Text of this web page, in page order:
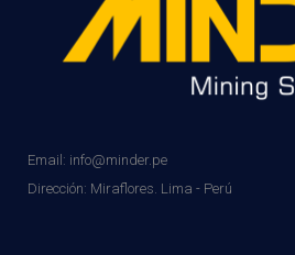
Email: info@minder.pe
Dirección: Miraflores. Lima - Perú